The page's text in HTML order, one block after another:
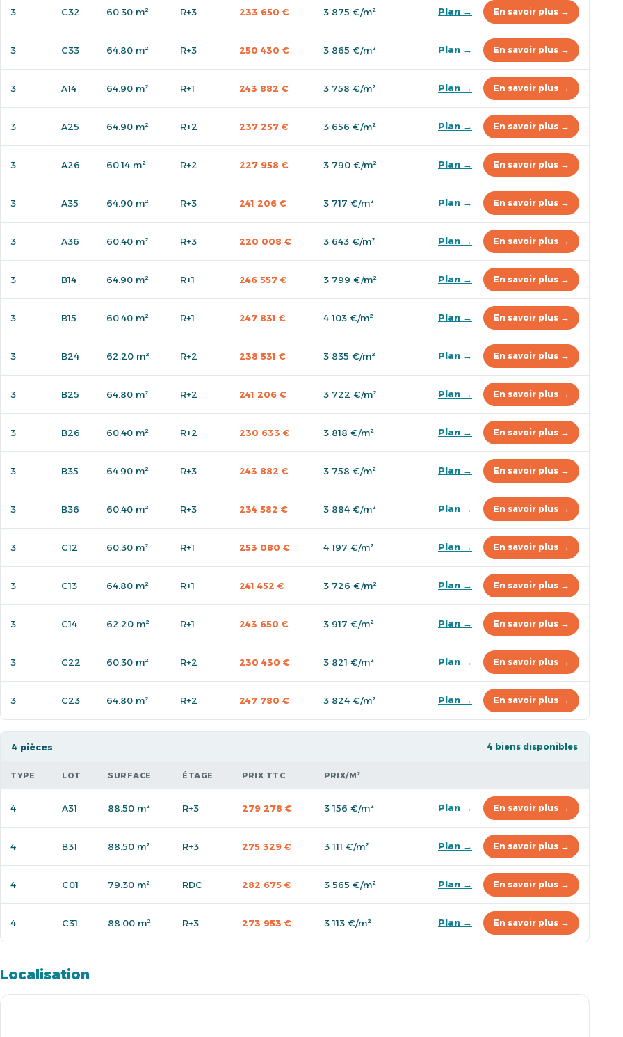
3 C32 60.30 m² R+3 233 650 € 3 875 €/m² Plan → En savoir plus →
3 C33 64.80 m² R+3 250 430 € 3 865 €/m² Plan → En savoir plus →
3 A14 64.90 m² R+1 243 882 € 3 758 €/m² Plan → En savoir plus →
3 A25 64.90 m² R+2 237 257 € 3 656 €/m² Plan → En savoir plus →
3 A26 60.14 m² R+2 227 958 € 3 790 €/m² Plan → En savoir plus →
3 A35 64.90 m² R+3 241 206 € 3 717 €/m² Plan → En savoir plus →
3 A36 60.40 m² R+3 220 008 € 3 643 €/m² Plan → En savoir plus →
3 B14 64.90 m² R+1 246 557 € 3 799 €/m² Plan → En savoir plus →
3 B15 60.40 m² R+1 247 831 € 4 103 €/m² Plan → En savoir plus →
3 B24 62.20 m² R+2 238 531 € 3 835 €/m² Plan → En savoir plus →
3 B25 64.80 m² R+2 241 206 € 3 722 €/m² Plan → En savoir plus →
3 B26 60.40 m² R+2 230 633 € 3 818 €/m² Plan → En savoir plus →
3 B35 64.90 m² R+3 243 882 € 3 758 €/m² Plan → En savoir plus →
3 B36 60.40 m² R+3 234 582 € 3 884 €/m² Plan → En savoir plus →
3 C12 60.30 m² R+1 253 080 € 4 197 €/m² Plan → En savoir plus →
3 C13 64.80 m² R+1 241 452 € 3 726 €/m² Plan → En savoir plus →
3 C14 62.20 m² R+1 243 650 € 3 917 €/m² Plan → En savoir plus →
3 C22 60.30 m² R+2 230 430 € 3 821 €/m² Plan → En savoir plus →
3 C23 64.80 m² R+2 247 780 € 3 824 €/m² Plan → En savoir plus →
4 pièces 4 biens disponibles
TYPE LOT SURFACE ÉTAGE PRIX TTC PRIX/M²
4 A31 88.50 m² R+3 279 278 € 3 156 €/m² Plan → En savoir plus →
4 B31 88.50 m² R+3 275 329 € 3 111 €/m² Plan → En savoir plus →
4 C01 79.30 m² RDC 282 675 € 3 565 €/m² Plan → En savoir plus →
4 C31 88.00 m² R+3 273 953 € 3 113 €/m² Plan → En savoir plus →
Localisation